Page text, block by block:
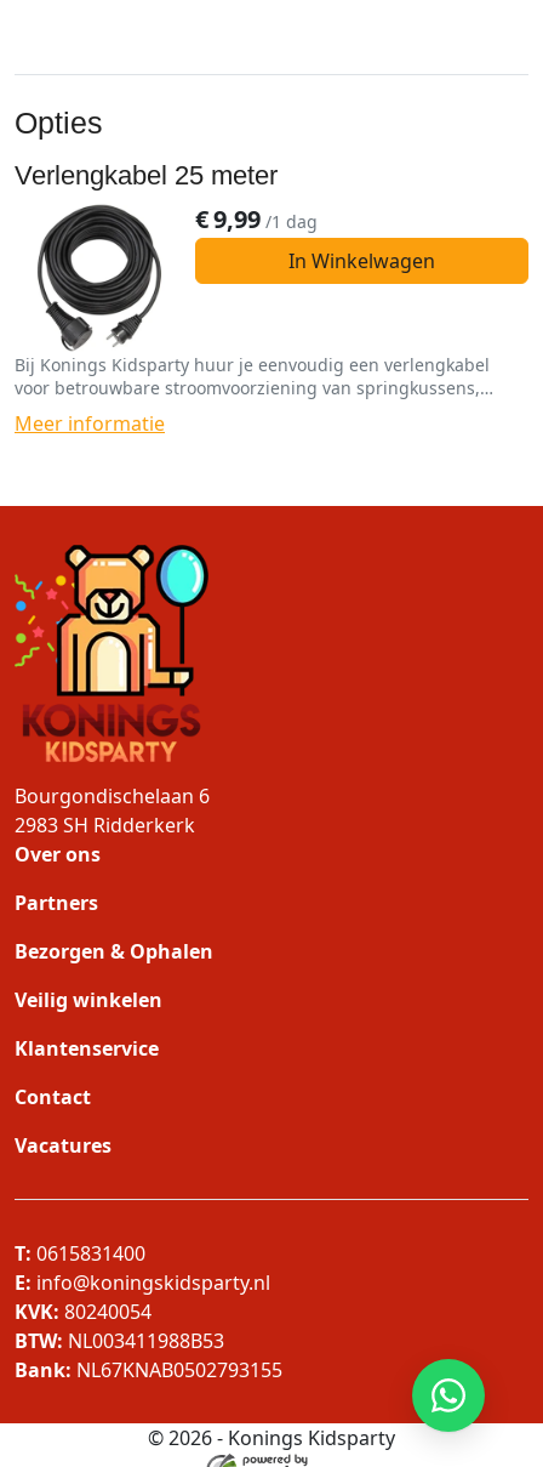
Opties
Verlengkabel 25 meter
€9,99 /1 dag
In Winkelwagen
Bij Konings Kidsparty huur je eenvoudig een verlengkabel
voor betrouwbare stroomvoorziening van springkussens,
spellen en funfoodmachines.
Meer informatie
Bourgondischelaan 6
2983 SH Ridderkerk
Over ons
Partners
Bezorgen & Ophalen
Veilig winkelen
Klantenservice
Contact
Vacatures
T: 0615831400
E: info@koningskidsparty.nl
KVK: 80240054
BTW: NL003411988B53
Bank: NL67KNAB0502793155
© 2026 - Konings Kidsparty